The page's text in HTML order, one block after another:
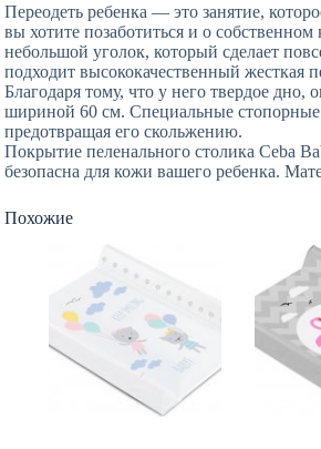
Переодеть ребенка — это занятие,
вы хотите позаботиться и о
небольшой уголок, который сделает
подходит высококачественный жесткая
Благодаря тому, что у него твердое дно,
шириной 60 см. Специальные стопорные
предотвращая его скольжению.
Покрытие пеленального столика Ceba
безопасна для кожи вашего ребенка.
Похожие